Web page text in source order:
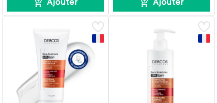
Ajouter Ajouter